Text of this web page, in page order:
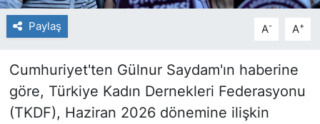
Paylaş A- A+
Cumhuriyet'ten Gülnur Saydam'ın haberine
göre, Türkiye Kadın Dernekleri Federasyonu
(TKDF), Haziran 2026 dönemine ilişkin